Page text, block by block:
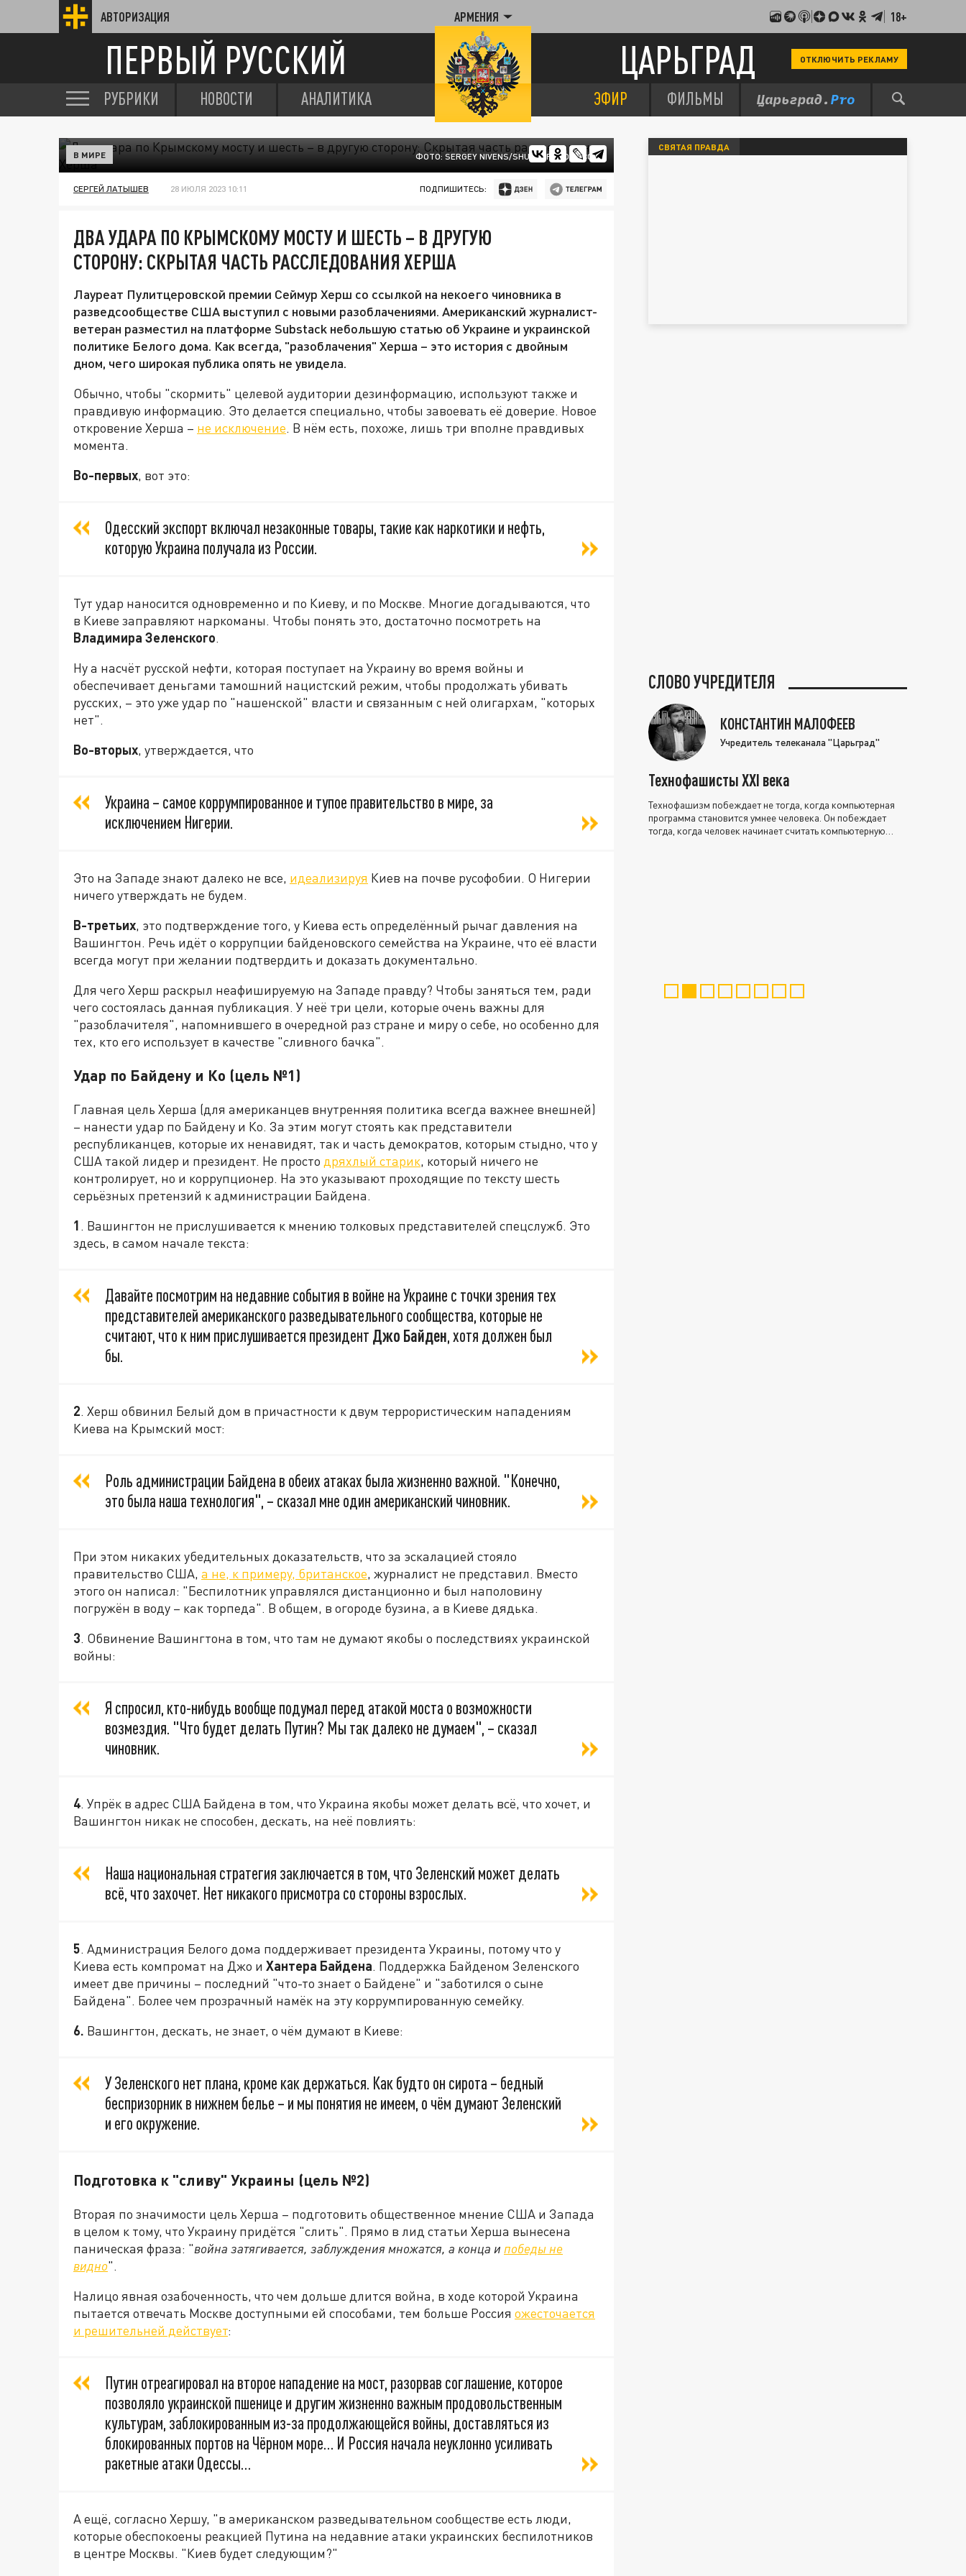
АВТОРИЗАЦИЯ АРМЕНИЯ 18+
ПЕРВЫЙ РУССКИЙ ЦАРЬГРАД ОТКЛЮЧИТЬ РЕКЛАМУ
РУБРИКИ НОВОСТИ АНАЛИТИКА ЭФИР ФИЛЬМЫ
ФОТО: SERGEY NIVENS/SHUTTERSTOCK.COM
В МИРЕ
СЕРГЕЙ ЛАТЫШЕВ 28 ИЮЛЯ 2023 10:11 ПОДПИШИТЕСЬ:
ДВА УДАРА ПО КРЫМСКОМУ МОСТУ И ШЕСТЬ – В ДРУГУЮ
СТОРОНУ: СКРЫТАЯ ЧАСТЬ РАССЛЕДОВАНИЯ ХЕРША
Лауреат Пулитцеровской премии Сеймур Херш со ссылкой на некоего чиновника в
разведсообществе США выступил с новыми разоблачениями. Американский журналист-
ветеран разместил на платформе Substack небольшую статью об Украине и украинской
политике Белого дома. Как всегда, "разоблачения" Херша – это история с двойным
дном, чего широкая публика опять не увидела.
Обычно, чтобы "скормить" целевой аудитории дезинформацию, используют также и
правдивую информацию. Это делается специально, чтобы завоевать её доверие. Новое
откровение Херша – не исключение. В нём есть, похоже, лишь три вполне правдивых
момента.
Во-первых, вот это:
Одесский экспорт включал незаконные товары, такие как наркотики и нефть,
которую Украина получала из России.
Тут удар наносится одновременно и по Киеву, и по Москве. Многие догадываются, что
в Киеве заправляют наркоманы. Чтобы понять это, достаточно посмотреть на
Владимира Зеленского.
Ну а насчёт русской нефти, которая поступает на Украину во время войны и
обеспечивает деньгами тамошний нацистский режим, чтобы продолжать убивать
русских, – это уже удар по "нашенской" власти и связанным с ней олигархам, "которых
нет".
Во-вторых, утверждается, что
Украина – самое коррумпированное и тупое правительство в мире, за
исключением Нигерии.
Это на Западе знают далеко не все, идеализируя Киев на почве русофобии. О Нигерии
ничего утверждать не будем.
В-третьих, это подтверждение того, у Киева есть определённый рычаг давления на
Вашингтон. Речь идёт о коррупции байденовского семейства на Украине, что её власти
всегда могут при желании подтвердить и доказать документально.
Для чего Херш раскрыл неафишируемую на Западе правду? Чтобы заняться тем, ради
чего состоялась данная публикация. У неё три цели, которые очень важны для
"разоблачителя", напомнившего в очередной раз стране и миру о себе, но особенно для
тех, кто его использует в качестве "сливного бачка".
Удар по Байдену и Ко (цель №1)
Главная цель Херша (для американцев внутренняя политика всегда важнее внешней)
– нанести удар по Байдену и Ко. За этим могут стоять как представители
республиканцев, которые их ненавидят, так и часть демократов, которым стыдно, что у
США такой лидер и президент. Не просто дряхлый старик, который ничего не
контролирует, но и коррупционер. На это указывают проходящие по тексту шесть
серьёзных претензий к администрации Байдена.
1 . Вашингтон не прислушивается к мнению толковых представителей спецслужб. Это
здесь, в самом начале текста:
Давайте посмотрим на недавние события в войне на Украине с точки зрения тех
представителей американского разведывательного сообщества, которые не
считают, что к ним прислушивается президент Джо Байден, хотя должен был
бы.
2. Херш обвинил Белый дом в причастности к двум террористическим нападениям
Киева на Крымский мост:
Роль администрации Байдена в обеих атаках была жизненно важной. "Конечно,
это была наша технология", – сказал мне один американский чиновник.
При этом никаких убедительных доказательств, что за эскалацией стояло
правительство США, а не, к примеру, британское, журналист не представил. Вместо
этого он написал: "Беспилотник управлялся дистанционно и был наполовину
погружён в воду – как торпеда". В общем, в огороде бузина, а в Киеве дядька.
3. Обвинение Вашингтона в том, что там не думают якобы о последствиях украинской
войны:
Я спросил, кто-нибудь вообще подумал перед атакой моста о возможности
возмездия. "Что будет делать Путин? Мы так далеко не думаем", – сказал
чиновник.
4. Упрёк в адрес США Байдена в том, что Украина якобы может делать всё, что хочет, и
Вашингтон никак не способен, дескать, на неё повлиять:
Наша национальная стратегия заключается в том, что Зеленский может делать
всё, что захочет. Нет никакого присмотра со стороны взрослых.
5. Администрация Белого дома поддерживает президента Украины, потому что у
Киева есть компромат на Джо и Хантера Байдена. Поддержка Байденом Зеленского
имеет две причины – последний "что-то знает о Байдене" и "заботился о сыне
Байдена". Более чем прозрачный намёк на эту коррумпированную семейку.
6. Вашингтон, дескать, не знает, о чём думают в Киеве:
У Зеленского нет плана, кроме как держаться. Как будто он сирота – бедный
беспризорник в нижнем белье – и мы понятия не имеем, о чём думают Зеленский
и его окружение.
Подготовка к "сливу" Украины (цель №2)
Вторая по значимости цель Херша – подготовить общественное мнение США и Запада
в целом к тому, что Украину придётся "слить". Прямо в лид статьи Херша вынесена
паническая фраза: "война затягивается, заблуждения множатся, а конца и победы не
видно".
Налицо явная озабоченность, что чем дольше длится война, в ходе которой Украина
пытается отвечать Москве доступными ей способами, тем больше Россия ожесточается
и решительней действует:
Путин отреагировал на второе нападение на мост, разорвав соглашение, которое
позволяло украинской пшенице и другим жизненно важным продовольственным
культурам, заблокированным из-за продолжающейся войны, доставляться из
блокированных портов на Чёрном море… И Россия начала неуклонно усиливать
ракетные атаки Одессы…
А ещё, согласно Хершу, "в американском разведывательном сообществе есть люди,
которые обеспокоены реакцией Путина на недавние атаки украинских беспилотников
в центре Москвы. "Киев будет следующим?"
СВЯТАЯ ПРАВДА
СЛОВО УЧРЕДИТЕЛЯ
КОНСТАНТИН МАЛОФЕЕВ
Учредитель телеканала "Царьград"
Технофашисты XXI века
Технофашизм побеждает не тогда, когда компьютерная
программа становится умнее человека. Он побеждает
тогда, когда человек начинает считать компьютерную